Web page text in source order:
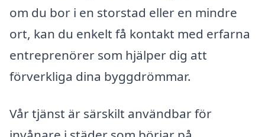
om du bor i en storstad eller en mindre
ort, kan du enkelt få kontakt med erfarna
entreprenörer som hjälper dig att
förverkliga dina byggdrömmar.
Vår tjänst är särskilt användbar för